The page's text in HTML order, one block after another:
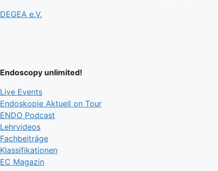
DEGEA e.V.
Endoscopy unlimited!
Live Events
Endoskopie Aktuell on Tour
ENDO Podcast
Lehrvideos
Fachbeiträge
Klassifikationen
EC Magazin